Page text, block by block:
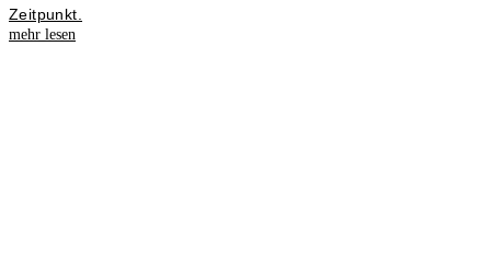
Zeitpunkt.
mehr lesen